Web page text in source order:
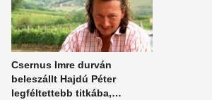
Csernus Imre durván
beleszállt Hajdú Péter
legféltettebb titkába,